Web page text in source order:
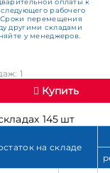
оплаты к
следующего рабочего
Сроки перемещения
другими складами
у менеджеров.
1
Купить
145 шт
на складе